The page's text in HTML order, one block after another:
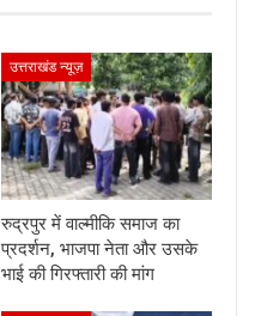
उत्तराखंड न्यूज़
रुद्रपुर में वाल्मीकि समाज का
प्रदर्शन, भाजपा नेता और उसके
भाई की गिरफ्तारी की मांग